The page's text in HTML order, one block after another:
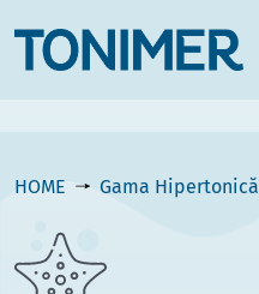
HOME Gama Hipertonică